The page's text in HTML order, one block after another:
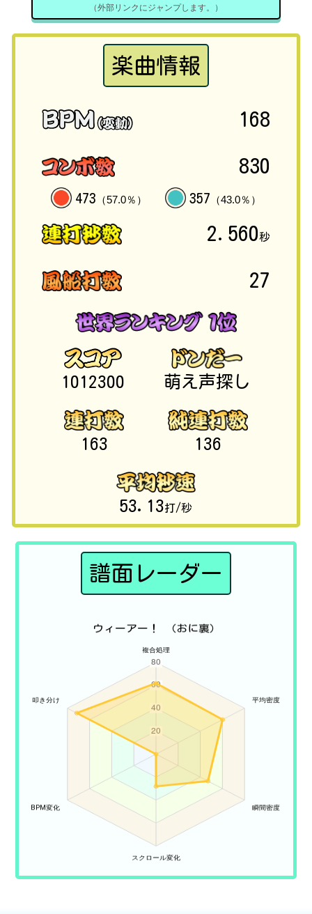
（外部リンクにジャンプします。）
楽曲情報
168
830
473 （57.0％） 357 （43.0％）
2.560秒
27
1012300 萌え声探し
163 136
53.13打/秒
譜面レーダー